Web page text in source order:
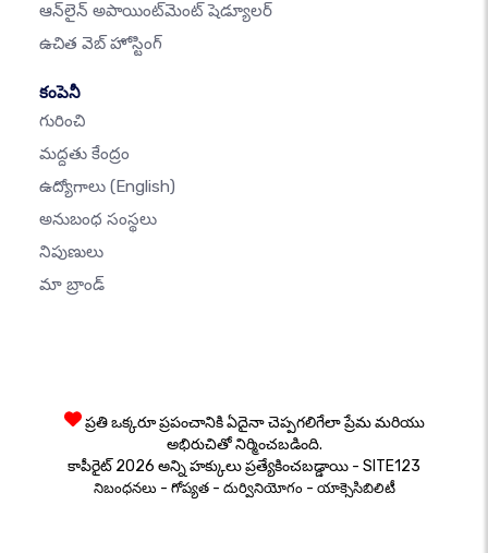
ఆన్‌లైన్ అపాయింట్‌మెంట్ షెడ్యూలర్
ఉచిత వెబ్ హోస్టింగ్
కంపెనీ
గురించి
మద్దతు కేంద్రం
ఉద్యోగాలు (English)
అనుబంధ సంస్థలు
నిపుణులు
మా బ్రాండ్
ప్రతి ఒక్కరూ ప్రపంచానికి ఏదైనా చెప్పగలిగేలా ప్రేమ మరియు
అభిరుచితో నిర్మించబడింది.
కాపీరైట్ 2026 అన్ని హక్కులు ప్రత్యేకించబడ్డాయి - SITE123
నిబంధనలు - గోప్యత- దుర్వినియోగం- యాక్సెసిబిలిటీ